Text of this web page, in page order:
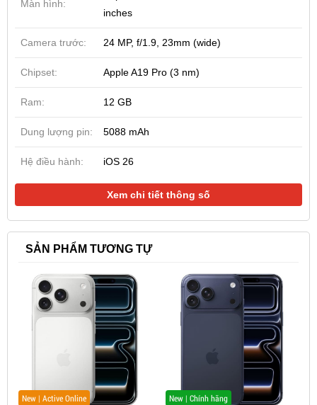
Màn hình:
inches
Camera trước: 24 MP, f/1.9, 23mm (wide)
Chipset: Apple A19 Pro (3 nm)
Ram: 12 GB
Dung lượng pin: 5088 mAh
Hệ điều hành: iOS 26
Xem chi tiết thông số
SẢN PHẨM TƯƠNG TỰ
New | Active Online New | Chính hãng